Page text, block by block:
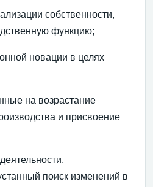
собственности,
функцию;
новации в целях
на возрастание
и присвоение
поиск изменений в